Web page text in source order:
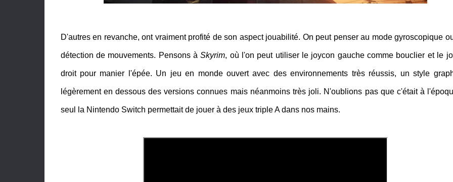
D'autres en revanche, ont vraiment profité de son aspect jouabilité. On peut penser au mode gyroscopique
détection de mouvements. Pensons àSkyrim, où l'on peut utiliser le joycon gauche comme bouclier et le
droit pour manier l'épée. Un jeu en monde ouvert avec des environnements très réussis, un style
légèrement en dessous des versions connues mais néanmoins très joli. N'oublions pas que c'était à
seul la Nintendo Switch permettait de jouer à des jeux triple A dans nos mains.